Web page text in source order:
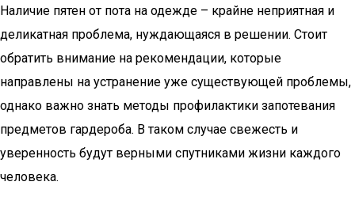
Наличие пятен от пота на одежде – крайне неприятная и
деликатная проблема, нуждающаяся в решении. Стоит
обратить внимание на рекомендации, которые
направлены на устранение уже существующей проблемы,
однако важно знать методы профилактики запотевания
предметов гардероба. В таком случае свежесть и
уверенность будут верными спутниками жизни каждого
человека.